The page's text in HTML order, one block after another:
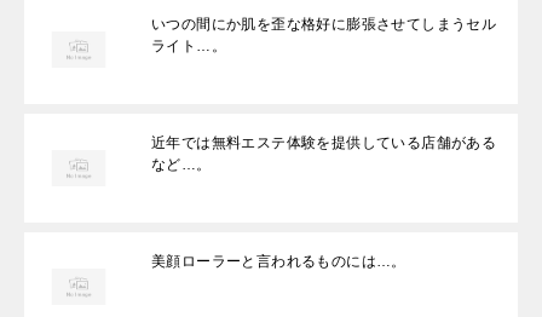
いつの間にか肌を歪な格好に膨張させてしまうセル
ライト…。
近年では無料エステ体験を提供している店舗がある
など…。
美顔ローラーと言われるものには…。